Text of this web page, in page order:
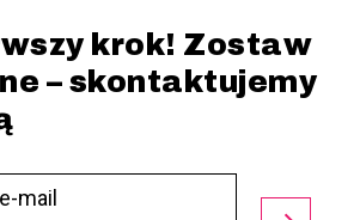
krok! Zostaw
– skontaktujemy